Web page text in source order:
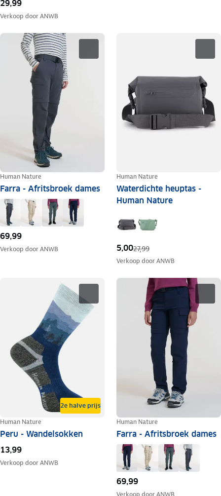
29,99
Verkoop doorANWB
Human Nature
Farra - Afritsbroek dames
69,99
Verkoop doorANWB
Human Nature
Waterdichte heuptas -
Human Nature
5,0027,99
Verkoop doorANWB
2e halve prijs
Human Nature
Peru - Wandelsokken
13,99
Verkoop doorANWB
Human Nature
Farra - Afritsbroek dames
69,99